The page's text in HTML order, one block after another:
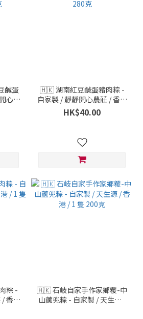
鹹蛋
心農
🇭🇰 湖南紅豆鹹蛋豬肉粽 -
自家製 / 靜靜開心農莊 / 香港
/ 1 隻 280克
HK$40.00
粽 -
/ 香港
🇭🇰 石岐自家手作家鄉糭-中
山蘆兜粽 - 自家製 / 天生源 /